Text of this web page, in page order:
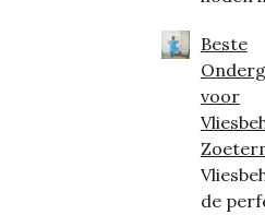
Beste
voor
de